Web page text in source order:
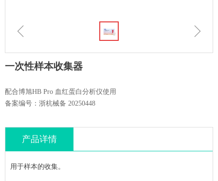
ꁆ ꁇ
一次性样本收集器
配合博旭HB Pro 血红蛋白分析仪使用
备案编号：浙杭械备 20250448
产品详情
用于样本的收集。